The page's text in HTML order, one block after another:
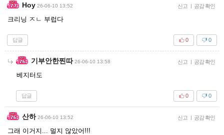
Hoy 26-06-10 13:52 신고 | 공감 확인
크리닝 ㅈㄴ 부럽다
답글 0
0
기부안한찐따 26-06-10 13:58 신고 | 공감 확인
베지터도
답글 0
0
산하 26-06-10 13:52 신고 | 공감 확인
그래 이거지... 멀지 않았어!!!